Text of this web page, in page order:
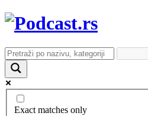
Exact matches only